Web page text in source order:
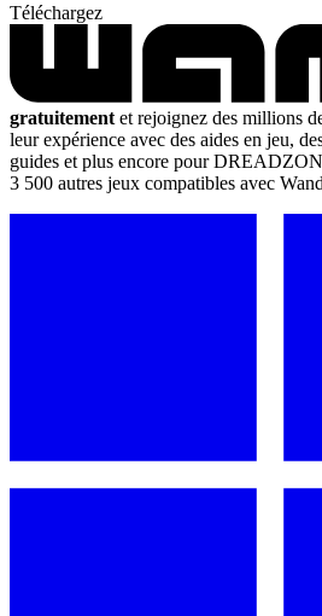
Téléchargez
gratuitement et rejoignez des millions
leur expérience avec des aides en jeu,
guides et plus encore pour
3 500 autres jeux compatibles avec